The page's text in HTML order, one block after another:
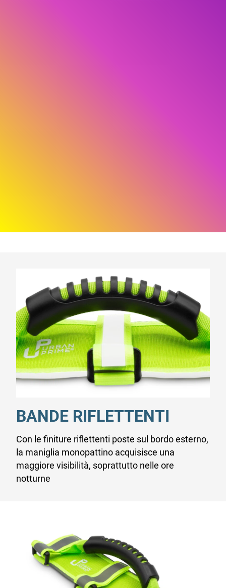
BANDE RIFLETTENTI
Con le finiture riflettenti poste sul bordo esterno,
la maniglia monopattino acquisisce una
maggiore visibilità, soprattutto nelle ore
notturne